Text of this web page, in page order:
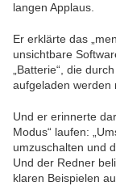
langen Applaus.
Er erklärte das
unsichtbare
„Batterie“, die
aufgeladen werden
Und er erinnerte
Modus“ laufen:
umzuschalten und
Und der Redner
klaren Beispielen